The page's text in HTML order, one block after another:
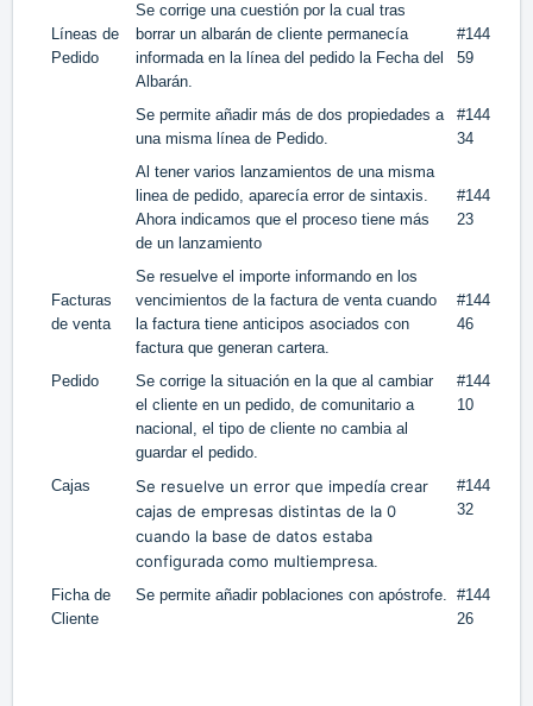
Líneas de
Pedido
Se corrige una cuestión por la cual tras
borrar un albarán de cliente permanecía
informada en la línea del pedido la Fecha del
Albarán.
#144
59
Se permite añadir más de dos propiedades a
una misma línea de Pedido.
#144
34
Al tener varios lanzamientos de una misma
linea de pedido, aparecía error de sintaxis.
Ahora indicamos que el proceso tiene más
de un lanzamiento
#144
23
Facturas
de venta
Se resuelve el importe informando en los
vencimientos de la factura de venta cuando
la factura tiene anticipos asociados con
factura que generan cartera.
#144
46
Pedido
Se corrige la situación en la que al cambiar
el cliente en un pedido, de comunitario a
nacional, el tipo de cliente no cambia al
guardar el pedido.
#144
10
Cajas Se resuelve un error que impedía crear
cajas de empresas distintas de la 0
cuando la base de datos estaba
configurada como multiempresa.
#144
32
Ficha de
Cliente
Se permite añadir poblaciones con apóstrofe. #144
26